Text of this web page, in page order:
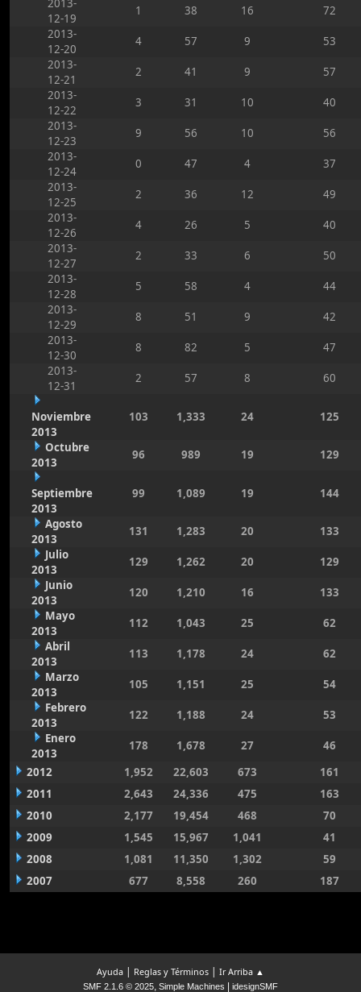
2013-
12-19
1 38 16
72
2013-
12-20
4 57 9
53
2013-
12-21
2 41 9
57
2013-
12-22
3 31 10
40
2013-
12-23
9 56 10
56
2013-
12-24
0 47 4
37
2013-
12-25
2 36 12
49
2013-
12-26
4 26 5
40
2013-
12-27
2 33 6
50
2013-
12-28
5 58 4
44
2013-
12-29
8 51 9
42
2013-
12-30
8 82 5
47
2013-
12-31
2 57 8 60
Noviembre
2013
103 1,333 24 125
Octubre
2013
96 989 19 129
Septiembre
2013
99 1,089 19 144
Agosto
2013
131 1,283 20
133
Julio
2013
129 1,262 20
129
Junio
2013
120 1,210 16
133
Mayo
2013
112 1,043 25
62
Abril
2013
113 1,178 24
62
Marzo
2013
105 1,151 25
54
Febrero
2013
122 1,188 24
53
Enero
2013
178 1,678 27
46
2012
1,952 22,603 673
161
2011
2,643 24,336 475
163
2010
2,177 19,454 468
70
2009
1,545 15,967 1,041
41
2008
1,081 11,350 1,302
59
2007
677 8,558 260 187
Ayuda | Reglas y Términos | Ir Arriba ▲
SMF 2.1.6 © 2025, Simple Machines idesignSMF